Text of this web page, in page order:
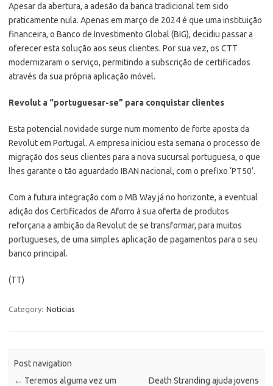
Apesar da abertura, a adesão da banca tradicional tem sido
praticamente nula. Apenas em março de 2024 é que uma instituição
financeira, o Banco de Investimento Global (BIG), decidiu passar a
oferecer esta solução aos seus clientes. Por sua vez, os CTT
modernizaram o serviço, permitindo a subscrição de certificados
através da sua própria aplicação móvel.
Revolut a “portuguesar-se” para conquistar clientes
Esta potencial novidade surge num momento de forte aposta da
Revolut em Portugal. A empresa iniciou esta semana o processo de
migração dos seus clientes para a nova sucursal portuguesa, o que
lhes garante o tão aguardado IBAN nacional, com o prefixo ‘PT50’.
Com a futura integração com o MB Way já no horizonte, a eventual
adição dos Certificados de Aforro à sua oferta de produtos
reforçaria a ambição da Revolut de se transformar, para muitos
portugueses, de uma simples aplicação de pagamentos para o seu
banco principal.
(TT)
Category: Noticias
Post navigation
← Teremos alguma vez um
Death Stranding ajuda jovens